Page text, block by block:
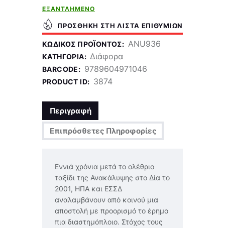
ΕΞΑΝΤΛΗΜΈΝΟ
ΠΡΟΣΘΉΚΗ ΣΤΗ ΛΊΣΤΑ ΕΠΙΘΥΜΙΏΝ
ΚΩΔΙΚΌΣ ΠΡΟΪΌΝΤΟΣ: ANU936
ΚΑΤΗΓΟΡΊΑ: Διάφορα
BARCODE: 9789604971046
PRODUCT ID: 3874
Περιγραφή
Επιπρόσθετες Πληροφορίες
Εννιά χρόνια μετά το ολέθριο
ταξίδι της Ανακάλυψης στο Δία το
2001, ΗΠΑ και ΕΣΣΔ
αναλαμβάνουν από κοινού μια
αποστολή με προορισμό το έρημο
πια διαστημόπλοιο. Στόχος τους